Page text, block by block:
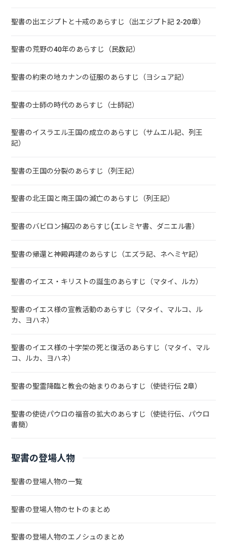
聖書の出エジプトと十戒のあらすじ（出エジプト記 2-20章）
聖書の荒野の40年のあらすじ（民数記）
聖書の約束の地カナンの征服のあらすじ（ヨシュア記）
聖書の士師の時代のあらすじ（士師記）
聖書のイスラエル王国の成立のあらすじ（サムエル記、列王
記）
聖書の王国の分裂のあらすじ（列王記）
聖書の北王国と南王国の滅亡のあらすじ（列王記）
聖書のバビロン捕囚のあらすじ(エレミヤ書、ダニエル書）
聖書の帰還と神殿再建のあらすじ（エズラ記、ネヘミヤ記）
聖書のイエス・キリストの誕生のあらすじ（マタイ、ルカ）
聖書のイエス様の宣教活動のあらすじ（マタイ、マルコ、ル
カ、ヨハネ）
聖書のイエス様の十字架の死と復活のあらすじ（マタイ、マル
コ、ルカ、ヨハネ）
聖書の聖霊降臨と教会の始まりのあらすじ（使徒行伝 2章）
聖書の使徒パウロの福音の拡大のあらすじ（使徒行伝、パウロ
書簡）
聖書の登場人物
聖書の登場人物の一覧
聖書の登場人物のセトのまとめ
聖書の登場人物のエノシュのまとめ